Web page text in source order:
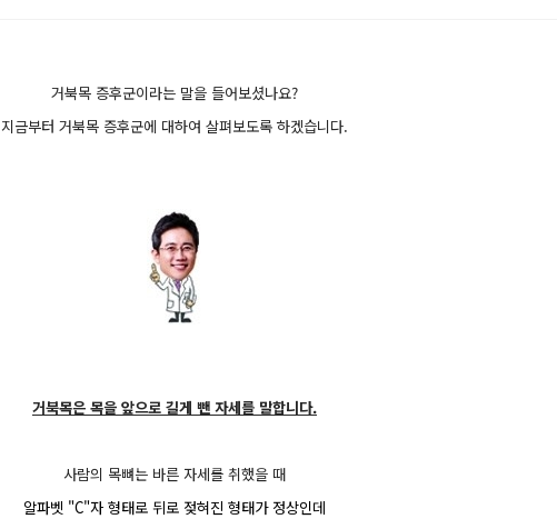
거북목 증후군이라는 말을 들어보셨나요?
지금부터 거북목 증후군에 대하여 살펴보도록 하겠습니다.
거북목은 목을 앞으로 길게 뺀 자세를 말합니다.
사람의 목뼈는 바른 자세를 취했을 때
알파벳 "C"자 형태로 뒤로 젖혀진 형태가 정상인데